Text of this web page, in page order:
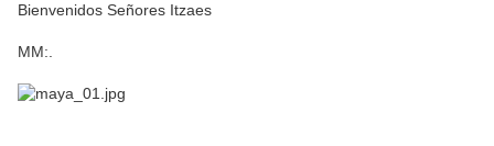
Bienvenidos Señores Itzaes
MM:.